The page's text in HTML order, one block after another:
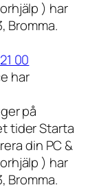
) har
Bromma.
00
har
på
tider Starta
din PC &
) har
Bromma.